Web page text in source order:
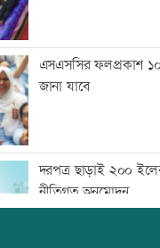
এসএসসির ফলপ্রকাশ
জানা যাবে
দরপত্র ছাড়াই ২০০
নীতিগত অনুমোদন